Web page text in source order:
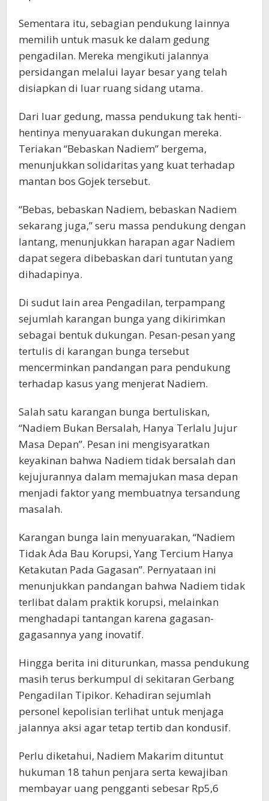
Sementara itu, sebagian pendukung lainnya
memilih untuk masuk ke dalam gedung
pengadilan. Mereka mengikuti jalannya
persidangan melalui layar besar yang telah
disiapkan di luar ruang sidang utama.
Dari luar gedung, massa pendukung tak henti-
hentinya menyuarakan dukungan mereka.
Teriakan “Bebaskan Nadiem” bergema,
menunjukkan solidaritas yang kuat terhadap
mantan bos Gojek tersebut.
“Bebas, bebaskan Nadiem, bebaskan Nadiem
sekarang juga,” seru massa pendukung dengan
lantang, menunjukkan harapan agar Nadiem
dapat segera dibebaskan dari tuntutan yang
dihadapinya.
Di sudut lain area Pengadilan, terpampang
sejumlah karangan bunga yang dikirimkan
sebagai bentuk dukungan. Pesan-pesan yang
tertulis di karangan bunga tersebut
mencerminkan pandangan para pendukung
terhadap kasus yang menjerat Nadiem.
Salah satu karangan bunga bertuliskan,
“Nadiem Bukan Bersalah, Hanya Terlalu Jujur
Masa Depan”. Pesan ini mengisyaratkan
keyakinan bahwa Nadiem tidak bersalah dan
kejujurannya dalam memajukan masa depan
menjadi faktor yang membuatnya tersandung
masalah.
Karangan bunga lain menyuarakan, “Nadiem
Tidak Ada Bau Korupsi, Yang Tercium Hanya
Ketakutan Pada Gagasan”. Pernyataan ini
menunjukkan pandangan bahwa Nadiem tidak
terlibat dalam praktik korupsi, melainkan
menghadapi tantangan karena gagasan-
gagasannya yang inovatif.
Hingga berita ini diturunkan, massa pendukung
masih terus berkumpul di sekitaran Gerbang
Pengadilan Tipikor. Kehadiran sejumlah
personel kepolisian terlihat untuk menjaga
jalannya aksi agar tetap tertib dan kondusif.
Perlu diketahui, Nadiem Makarim dituntut
hukuman 18 tahun penjara serta kewajiban
membayar uang pengganti sebesar Rp5,6